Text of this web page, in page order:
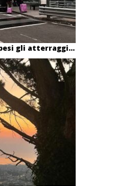
gli atterraggi...